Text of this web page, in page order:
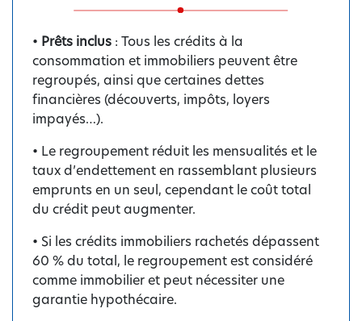
• Prêts inclus : Tous les crédits à la
consommation et immobiliers peuvent être
regroupés, ainsi que certaines dettes
financières (découverts, impôts, loyers
impayés…).
• Le regroupement réduit les mensualités et le
taux d’endettement en rassemblant plusieurs
emprunts en un seul, cependant le coût total
du crédit peut augmenter.
• Si les crédits immobiliers rachetés dépassent
60 % du total, le regroupement est considéré
comme immobilier et peut nécessiter une
garantie hypothécaire.